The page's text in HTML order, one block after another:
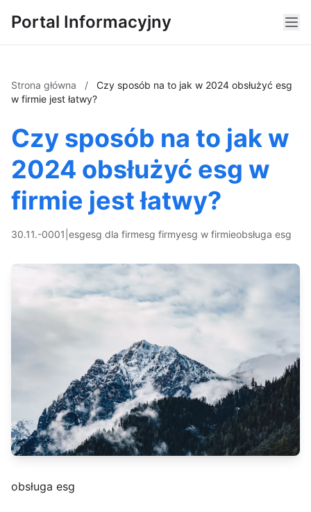
Portal Informacyjny
Strona główna /
Czy sposób na to jak w 2024 obsłużyć esg
w firmie jest łatwy?
Czy sposób na to jak w
2024 obsłużyć esg w
firmie jest łatwy?
30.11.-0001 esgesg dla firmesg firmyesg w firmieobsługa esg
obsługa esg